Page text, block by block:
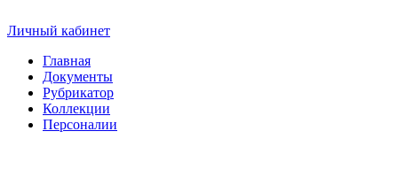
Личный кабинет
Главная
Документы
Рубрикатор
Коллекции
Персоналии